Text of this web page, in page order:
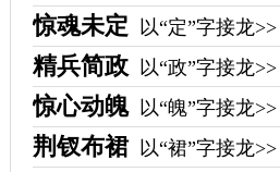
惊魂未定 以“定”字接龙>>
精兵简政 以“政”字接龙>>
惊心动魄 以“魄”字接龙>>
荆钗布裙 以“裙”字接龙>>